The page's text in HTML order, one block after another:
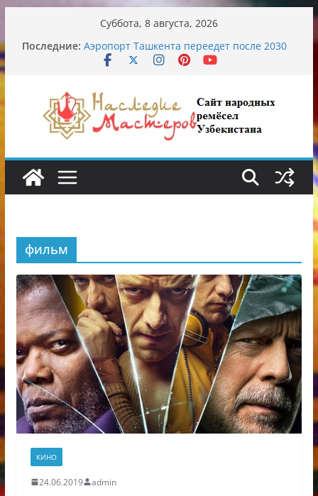
содержимому
Суббота, 8 августа, 2026
Последние: Аэропорт Ташкента переедет после 2030
года
Обрушение на одном из ключевых
перекрёстков Ташкента: перекрыт
путепровод на Буюк Ипак Йули
Узбекские традиционные узоры:
символика и происхождение
фильм
КИНО
24.06.2019 admin